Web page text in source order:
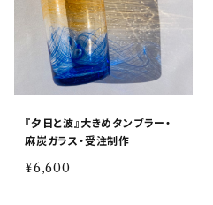
『夕日と波』大きめタンブラー・
麻炭ガラス・受注制作
¥6,600